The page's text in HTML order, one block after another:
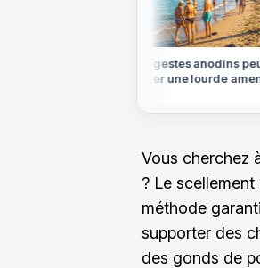
Ces gestes anodins
coûter une lourde
Vous cherchez
? Le
méthode
supporter des
des gonds de